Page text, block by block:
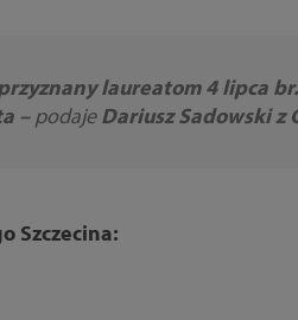
laureatom 4 lipca
–podajeDariusz Sadowski z
Szczecina: